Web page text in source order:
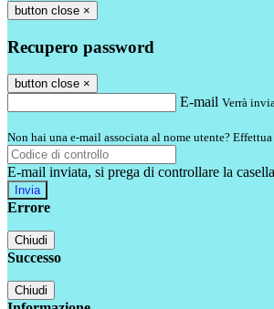
button close ×
Recupero password
button close ×
E-mail Verrà
Non hai una e-mail associata al nome utente?
E-mail inviata, si prega di controllare la
Errore
Chiudi
Successo
Chiudi